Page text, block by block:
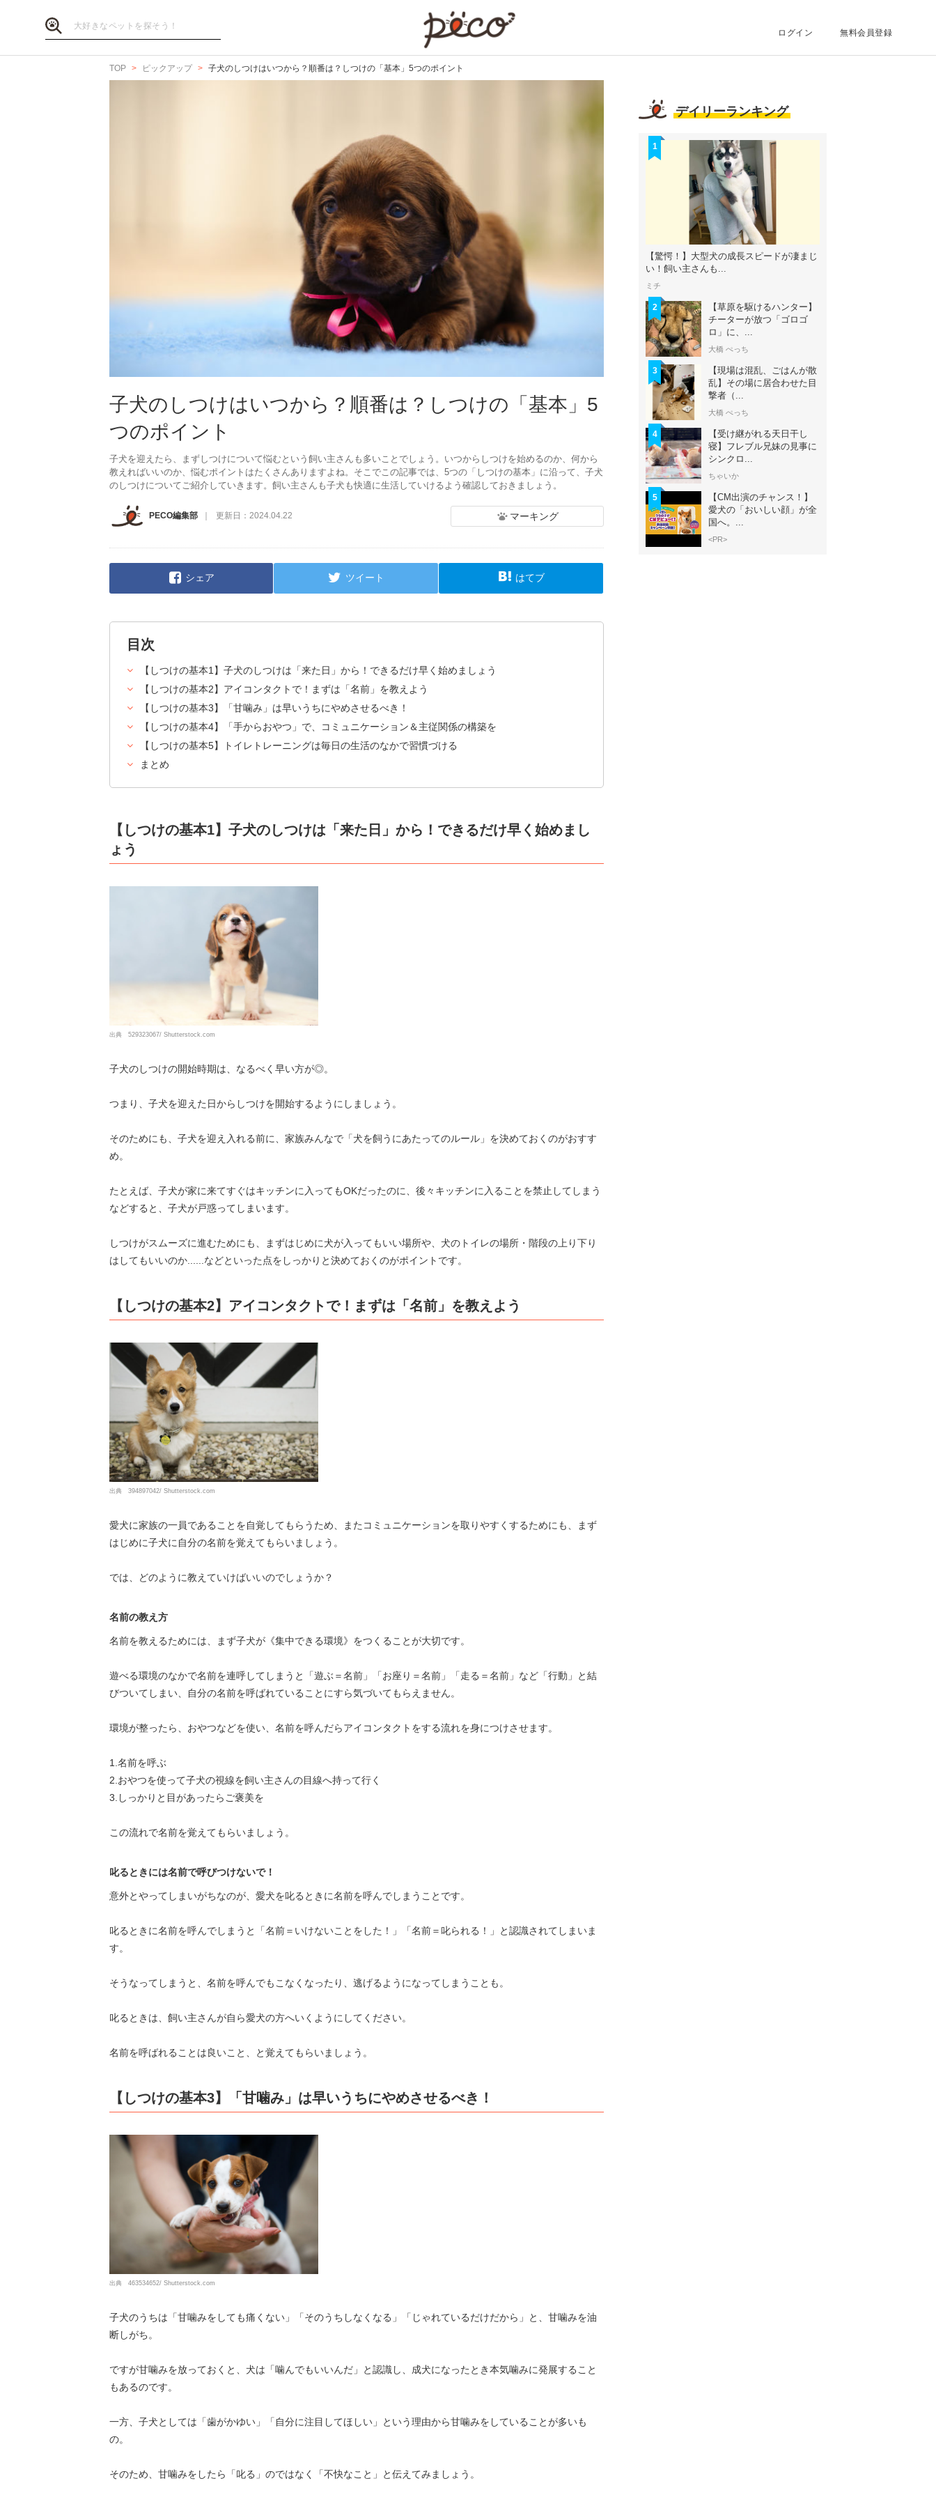
ログイン 無料会員登録
TOP ピックアップ 子犬のしつけはいつから？順番は？しつけの「基本」5つのポイント
子犬のしつけはいつから？順番は？しつけの「基本」5
つのポイント
子犬を迎えたら、まずしつけについて悩むという飼い主さんも多いことでしょう。いつからしつけを始めるのか、何から
教えればいいのか、悩むポイントはたくさんありますよね。そこでこの記事では、5つの「しつけの基本」に沿って、子犬
のしつけについてご紹介していきます。飼い主さんも子犬も快適に生活していけるよう確認しておきましょう。
PECO編集部 更新日： 2024.04.22 マーキング
シェア ツイート はてブ
目次
【しつけの基本1】子犬のしつけは「来た日」から！できるだけ早く始めましょう
【しつけの基本2】アイコンタクトで！まずは「名前」を教えよう
【しつけの基本3】「甘噛み」は早いうちにやめさせるべき！
【しつけの基本4】「手からおやつ」で、コミュニケーション＆主従関係の構築を
【しつけの基本5】トイレトレーニングは毎日の生活のなかで習慣づける
まとめ
【しつけの基本1】子犬のしつけは「来た日」から！できるだけ早く始めまし
ょう
出典 529323067/ Shutterstock.com
子犬のしつけの開始時期は、なるべく早い方が◎。
つまり、子犬を迎えた日からしつけを開始するようにしましょう。
そのためにも、子犬を迎え入れる前に、家族みんなで「犬を飼うにあたってのルール」を決めておくのがおすす
め。
たとえば、子犬が家に来てすぐはキッチンに入ってもOKだったのに、後々キッチンに入ることを禁止してしまう
などすると、子犬が戸惑ってしまいます。
しつけがスムーズに進むためにも、まずはじめに犬が入ってもいい場所や、犬のトイレの場所・階段の上り下り
はしてもいいのか......などといった点をしっかりと決めておくのがポイントです。
【しつけの基本2】アイコンタクトで！まずは「名前」を教えよう
出典 394897042/ Shutterstock.com
愛犬に家族の一員であることを自覚してもらうため、またコミュニケーションを取りやすくするためにも、まず
はじめに子犬に自分の名前を覚えてもらいましょう。
では、どのように教えていけばいいのでしょうか？
名前の教え方
名前を教えるためには、まず子犬が《集中できる環境》をつくることが大切です。
遊べる環境のなかで名前を連呼してしまうと「遊ぶ＝名前」「お座り＝名前」「走る＝名前」など「行動」と結
びついてしまい、自分の名前を呼ばれていることにすら気づいてもらえません。
環境が整ったら、おやつなどを使い、名前を呼んだらアイコンタクトをする流れを身につけさせます。
1.名前を呼ぶ
2.おやつを使って子犬の視線を飼い主さんの目線へ持って行く
3.しっかりと目があったらご褒美を
この流れで名前を覚えてもらいましょう。
叱るときには名前で呼びつけないで！
意外とやってしまいがちなのが、愛犬を叱るときに名前を呼んでしまうことです。
叱るときに名前を呼んでしまうと「名前＝いけないことをした！」「名前＝叱られる！」と認識されてしまいま
す。
そうなってしまうと、名前を呼んでもこなくなったり、逃げるようになってしまうことも。
叱るときは、飼い主さんが自ら愛犬の方へいくようにしてください。
名前を呼ばれることは良いこと、と覚えてもらいましょう。
【しつけの基本3】「甘噛み」は早いうちにやめさせるべき！
出典 463534652/ Shutterstock.com
子犬のうちは「甘噛みをしても痛くない」「そのうちしなくなる」「じゃれているだけだから」と、甘噛みを油
断しがち。
ですが甘噛みを放っておくと、犬は「噛んでもいいんだ」と認識し、成犬になったとき本気噛みに発展すること
もあるのです。
一方、子犬としては「歯がかゆい」「自分に注目してほしい」という理由から甘噛みをしていることが多いも
の。
そのため、甘噛みをしたら「叱る」のではなく「不快なこと」と伝えてみましょう。
デイリーランキング
1
【驚愕！】大型犬の成長スピードが凄まじ
い！飼い主さんも...
ミチ
2
【草原を駆けるハンター】
チーターが放つ「ゴロゴ
ロ」に、...
大橋 ぺっち
3
【現場は混乱、ごはんが散
乱】その場に居合わせた目
撃者（...
大橋 ぺっち
4
【受け継がれる天日干し
寝】フレブル兄妹の見事に
シンクロ...
ちゃいか
5
【CM出演のチャンス！】
愛犬の「おいしい顔」が全
国へ。...
<PR>